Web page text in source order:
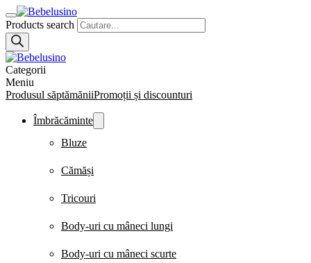
Products search
Categorii
Meniu
Produsul săptămăniiPromoții și discounturi
Îmbrăcăminte
Bluze
Cămăși
Tricouri
Body-uri cu mâneci lungi
Body-uri cu mâneci scurte